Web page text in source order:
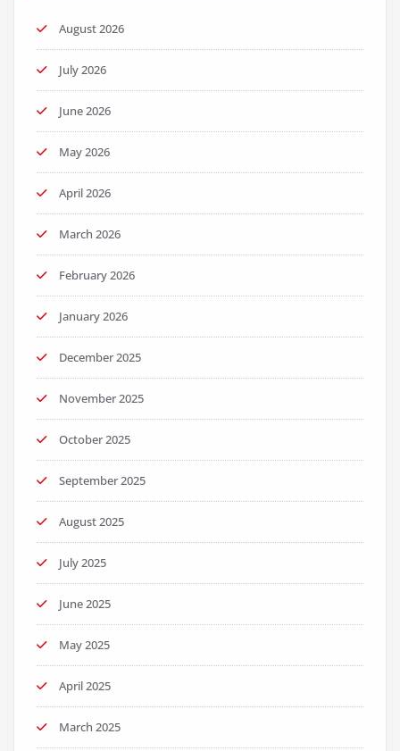
August 2026
July 2026
June 2026
May 2026
April 2026
March 2026
February 2026
January 2026
December 2025
November 2025
October 2025
September 2025
August 2025
July 2025
June 2025
May 2025
April 2025
March 2025